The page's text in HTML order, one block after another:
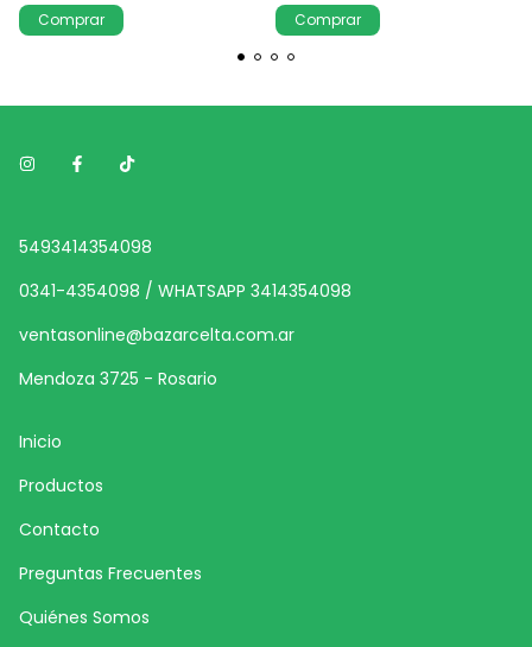
5493414354098
0341-4354098 / WHATSAPP 3414354098
ventasonline@bazarcelta.com.ar
Mendoza 3725 - Rosario
Inicio
Productos
Contacto
Preguntas Frecuentes
Quiénes Somos